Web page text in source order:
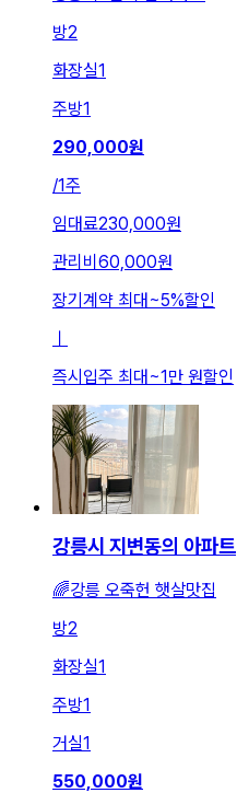
방2
화장실1
주방1
290,000원
/1주
임대료230,000원
관리비 60,000원
장기계약 최대~5%할인
ㅣ
즉시입주 최대~1만 원할인
강릉시 지변동의 아파트
🌈강릉 오죽헌 햇살맛집
방2
화장실1
주방1
거실1
550,000원